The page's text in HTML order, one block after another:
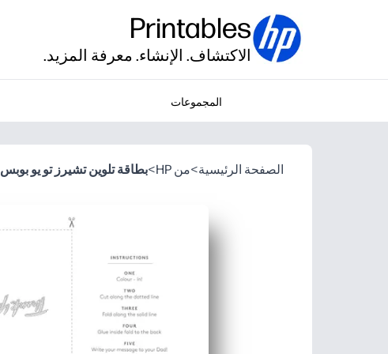
Printables
الاكتشاف. الإنشاء. معرفة المزيد.
المجموعات
الصفحة الرئيسية>من HP >بطاقة تلوين تشيرز تو يو بوبس